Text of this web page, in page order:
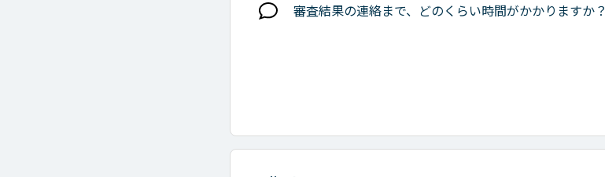
審査結果の連絡まで、どのくらい時間がかかりますか？